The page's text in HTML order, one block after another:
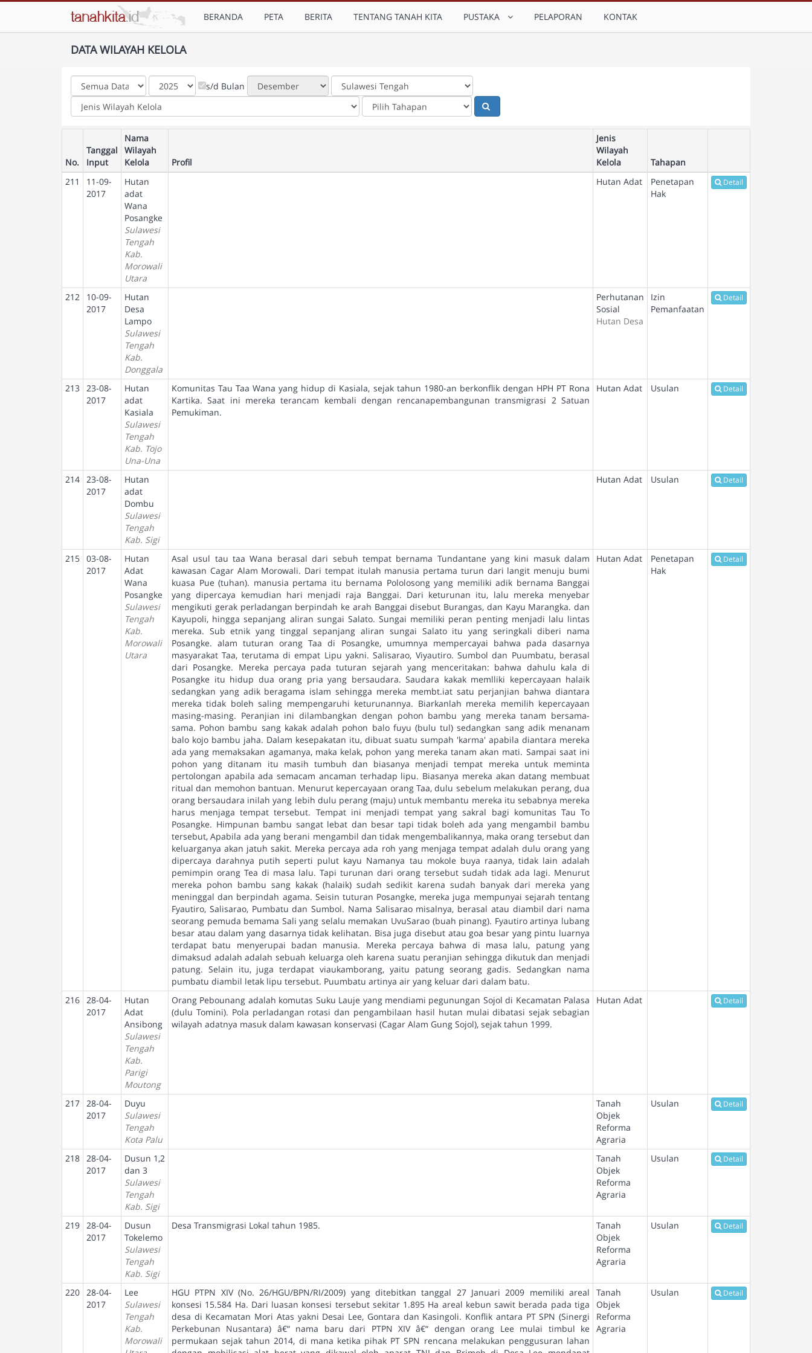
BERANDA PETA BERITA TENTANG TANAH KITA PUSTAKA PELAPORAN KONTAK
DATA WILAYAH KELOLA
s/d Bulan
No.
Tanggal
Input
Nama
Wilayah
Kelola
Profil
Jenis
Wilayah
Kelola
Tahapan
211
11-09-
2017
Hutan
adat
Wana
Posangke
Sulawesi
Tengah
Kab.
Morowali
Utara
Hutan Adat
Penetapan
Hak
Detail
212
10-09-
2017
Hutan
Desa
Lampo
Sulawesi
Tengah
Kab.
Donggala
Perhutanan
Sosial
Hutan Desa
Izin
Pemanfaatan
Detail
213
23-08-
2017
Hutan
adat
Kasiala
Sulawesi
Tengah
Kab. Tojo
Una-Una
Komunitas Tau Taa Wana yang hidup di Kasiala, sejak tahun 1980-an berkonflik dengan HPH PT Rona
Kartika. Saat ini mereka terancam kembali dengan rencanapembangunan transmigrasi 2 Satuan
Pemukiman.
Hutan Adat Usulan Detail
214 23-08-
2017
Hutan
adat
Dombu
Sulawesi
Tengah
Kab. Sigi
Hutan Adat Usulan Detail
215 03-08-
2017
Hutan
Adat
Wana
Posangke
Sulawesi
Tengah
Kab.
Morowali
Utara
Asal usul tau taa Wana berasal dari sebuh tempat bernama Tundantane yang kini masuk dalam
kawasan Cagar Alam Morowali. Dari tempat itulah manusia pertama turun dari langit menuju bumi
kuasa Pue (tuhan). manusia pertama itu bernama Pololosong yang memiliki adik bernama Banggai
yang dipercaya kemudian hari menjadi raja Banggai. Dari keturunan itu, lalu mereka menyebar
mengikuti gerak perladangan berpindah ke arah Banggai disebut Burangas, dan Kayu Marangka. dan
Kayupoli, hingga sepanjang aliran sungai Salato. Sungai memiliki peran penting menjadi lalu lintas
mereka. Sub etnik yang tinggal sepanjang aliran sungai Salato itu yang seringkali diberi nama
Posangke. alam tuturan orang Taa di Posangke, umumnya mempercayai bahwa pada dasarnya
masyarakat Taa, terutama di empat Lipu yakni. Salisarao, Viyautiro. Sumbol dan Puumbatu, berasal
dari Posangke. Mereka percaya pada tuturan sejarah yang menceritakan: bahwa dahulu kala di
Posangke itu hidup dua orang pria yang bersaudara. Saudara kakak memlliki kepercayaan halaik
sedangkan yang adik beragama islam sehingga mereka membt.iat satu perjanjian bahwa diantara
mereka tidak boleh saling mempengaruhi keturunannya. Biarkanlah mereka memilih kepercayaan
masing-masing. Peranjian ini dilambangkan dengan pohon bambu yang mereka tanam bersama-
sama. Pohon bambu sang kakak adalah pohon balo fuyu (bulu tul) sedangkan sang adik menanam
balo kojo bambu jaha. Dalam kesepakatan itu, dibuat suatu sumpah 'karma' apabila diantara mereka
ada yang memaksakan agamanya, maka kelak, pohon yang mereka tanam akan mati. Sampai saat ini
pohon yang ditanam itu masih tumbuh dan biasanya menjadi tempat mereka untuk meminta
pertolongan apabila ada semacam ancaman terhadap lipu. Biasanya mereka akan datang membuat
ritual dan memohon bantuan. Menurut kepercayaan orang Taa, dulu sebelum melakukan perang, dua
orang bersaudara inilah yang lebih dulu perang (maju) untuk membantu mereka itu sebabnya mereka
harus menjaga tempat tersebut. Tempat ini menjadi tempat yang sakral bagi komunitas Tau To
Posangke. Himpunan bambu sangat lebat dan besar tapi tidak boleh ada yang mengambiI bambu
tersebut, Apabila ada yang berani mengambil dan tidak mengembalikannya, maka orang tersebut dan
keluarganya akan jatuh sakit. Mereka percaya ada roh yang menjaga tempat adalah dulu orang yang
dipercaya darahnya putih seperti pulut kayu Namanya tau mokole buya raanya, tidak lain adalah
pemimpin orang Tea di masa lalu. Tapi turunan dari orang tersebut sudah tidak ada lagi. Menurut
mereka pohon bambu sang kakak (halaik) sudah sedikit karena sudah banyak dari mereka yang
meninggal dan berpindah agama. Seisin tuturan Posangke, mereka juga mempunyai sejarah tentang
Fyautiro, Salisarao, Pumbatu dan Sumbol. Nama Salisarao misalnya, berasal atau diambil dari nama
seorang pemuda bemama Sali yang selalu memakan UvuSarao (buah pinang). Fyautiro artinya lubang
besar atau dalam yang dasarnya tidak kelihatan. Bisa juga disebut atau goa besar yang pintu luarnya
terdapat batu menyerupai badan manusia. Mereka percaya bahwa di masa lalu, patung yang
dimaksud adalah adalah sebuah keluarga oleh karena suatu peranjian sehingga dikutuk dan menjadi
patung. Selain itu, juga terdapat viaukamborang, yaitu patung seorang gadis. Sedangkan nama
pumbatu diambil letak lipu tersebut. Puumbatu artinya air yang keluar dari dalam batu.
Hutan Adat
Penetapan
Hak
Detail
216 28-04-
2017
Hutan
Adat
Ansibong
Sulawesi
Tengah
Kab.
Parigi
Moutong
Orang Pebounang adalah komutas Suku Lauje yang mendiami pegunungan Sojol di Kecamatan Palasa
(dulu Tomini). Pola perladangan rotasi dan pengambilaan hasil hutan mulai dibatasi sejak sebagian
wilayah adatnya masuk dalam kawasan konservasi (Cagar Alam Gung Sojol), sejak tahun 1999.
Hutan Adat Detail
217 28-04-
2017
Duyu
Sulawesi
Tengah
Kota Palu
Tanah
Objek
Reforma
Agraria
Usulan Detail
218 28-04-
2017
Dusun 1,2
dan 3
Sulawesi
Tengah
Kab. Sigi
Tanah
Objek
Reforma
Agraria
Usulan Detail
219 28-04-
2017
Dusun
Tokelemo
Sulawesi
Tengah
Kab. Sigi
Desa Transmigrasi Lokal tahun 1985.
Tanah
Objek
Reforma
Agraria
Usulan Detail
220 28-04-
2017
Lee
Sulawesi
Tengah
Kab.
Morowali
HGU PTPN XIV (No. 26/HGU/BPN/RI/2009) yang ditebitkan tanggal 27 Januari 2009 memiliki areal
konsesi 15.584 Ha. Dari luasan konsesi tersebut sekitar 1.895 Ha areal kebun sawit berada pada tiga
desa di Kecamatan Mori Atas yakni Desai Lee, Gontara dan Kasingoli. Konflik antara PT SPN (Sinergi
Perkebunan Nusantara) â€“ nama baru dari PTPN XIV â€“ dengan orang Lee mulai timbul ke
permukaan sejak tahun 2014, di mana ketika pihak PT SPN rencana melakukan penggusuran lahan
Tanah
Objek
Reforma
Agraria
Usulan Detail